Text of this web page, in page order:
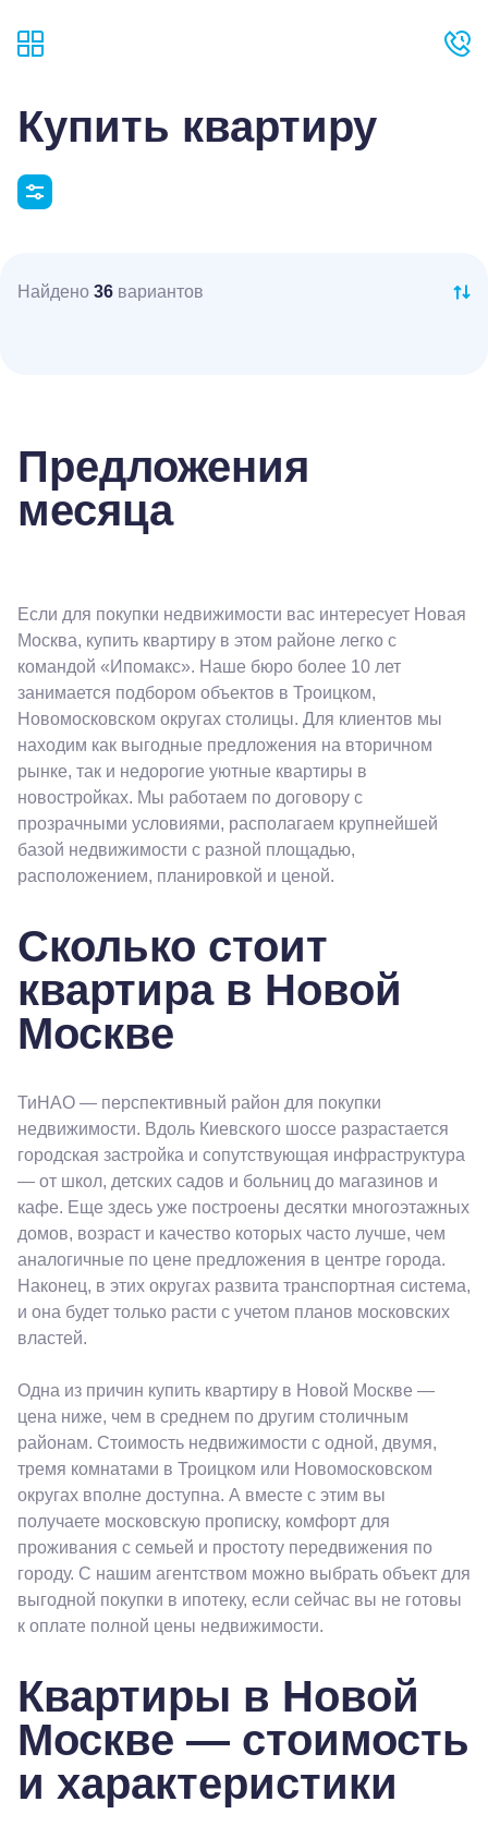
Купить квартиру
Найдено 36 вариантов
Предложения
месяца
Если для покупки недвижимости вас интересует Новая
Москва, купить квартиру в этом районе легко с
командой «Ипомакс». Наше бюро более 10 лет
занимается подбором объектов в Троицком,
Новомосковском округах столицы. Для клиентов мы
находим как выгодные предложения на вторичном
рынке, так и недорогие уютные квартиры в
новостройках. Мы работаем по договору с
прозрачными условиями, располагаем крупнейшей
базой недвижимости с разной площадью,
расположением, планировкой и ценой.
Сколько стоит
квартира в Новой
Москве
ТиНАО — перспективный район для покупки
недвижимости. Вдоль Киевского шоссе разрастается
городская застройка и сопутствующая инфраструктура
— от школ, детских садов и больниц до магазинов и
кафе. Еще здесь уже построены десятки многоэтажных
домов, возраст и качество которых часто лучше, чем
аналогичные по цене предложения в центре города.
Наконец, в этих округах развита транспортная система,
и она будет только расти с учетом планов московских
властей.
Одна из причин купить квартиру в Новой Москве —
цена ниже, чем в среднем по другим столичным
районам. Стоимость недвижимости с одной, двумя,
тремя комнатами в Троицком или Новомосковском
округах вполне доступна. А вместе с этим вы
получаете московскую прописку, комфорт для
проживания с семьей и простоту передвижения по
городу. С нашим агентством можно выбрать объект для
выгодной покупки в ипотеку, если сейчас вы не готовы
к оплате полной цены недвижимости.
Квартиры в Новой
Москве — стоимость
и характеристики